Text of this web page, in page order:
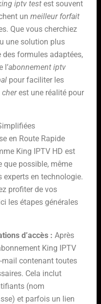
iptv testest souvent
un meilleur forfait
Que vous cherchiez
une solution plus
des formules adaptées,
l’abonnement iptv
pour faciliter les
est une réalité pour
en Route Rapide
King IPTV HD est
que possible, même
experts en technologie.
profiter de vos
les étapes générales
d’accès : Après
King IPTV
mail contenant toutes
Cela inclut
(nom
et parfois un lien